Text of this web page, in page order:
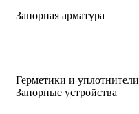
Запорная арматура
Герметики и уплотнители
Запорные устройства